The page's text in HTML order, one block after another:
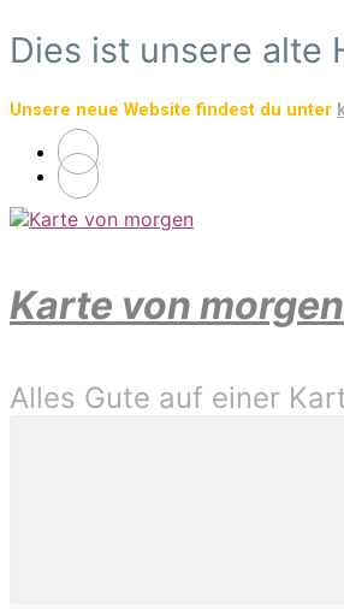
Zum
Hauptinhalt
Dies ist unsere alte
Unsere neue Website findest du unter
Karte von morgen
Alles Gute auf einer